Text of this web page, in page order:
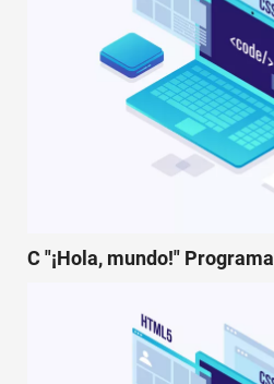
C "¡Hola, mundo!" Programa